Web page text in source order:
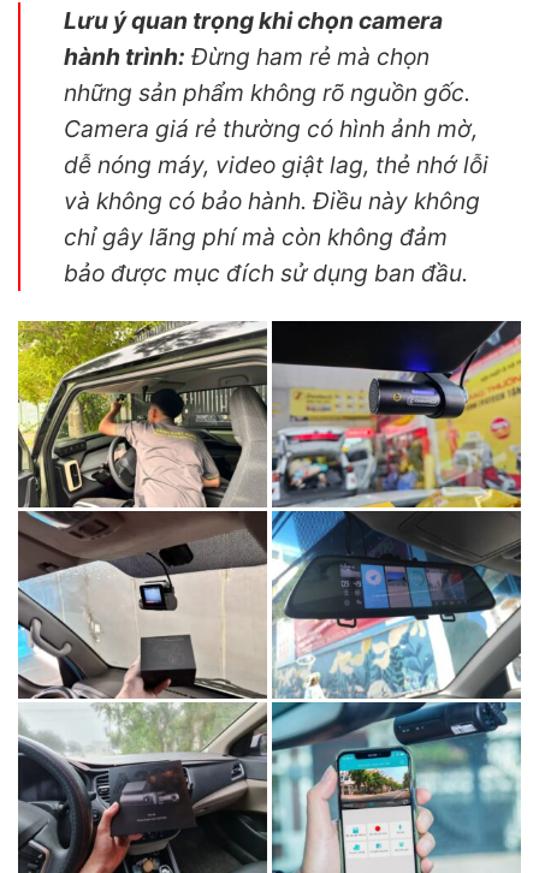
Lưu ý quan trọng khi chọn camera
hành trình: Đừng ham rẻ mà chọn
những sản phẩm không rõ nguồn gốc.
Camera giá rẻ thường có hình ảnh mờ,
dễ nóng máy, video giật lag, thẻ nhớ lỗi
và không có bảo hành. Điều này không
chỉ gây lãng phí mà còn không đảm
bảo được mục đích sử dụng ban đầu.